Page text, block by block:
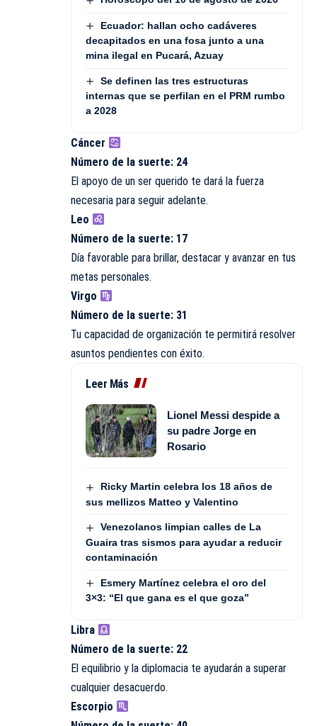
Ecuador: hallan ocho cadáveres
decapitados en una fosa junto a una
mina ilegal en Pucará, Azuay
Se definen las tres estructuras
internas que se perfilan en el PRM rumbo
a 2028
Cáncer
Número de la suerte: 24
El apoyo de un ser querido te dará la fuerza
necesaria para seguir adelante.
Leo
Número de la suerte: 17
Día favorable para brillar, destacar y avanzar en tus
metas personales.
Virgo
Número de la suerte: 31
Tu capacidad de organización te permitirá resolver
asuntos pendientes con éxito.
Leer Más
Lionel Messi despide a
su padre Jorge en
Rosario
Ricky Martin celebra los 18 años de
sus mellizos Matteo y Valentino
Venezolanos limpian calles de La
Guaira tras sismos para ayudar a reducir
contaminación
Esmery Martínez celebra el oro del
3×3: “El que gana es el que goza”
Libra
Número de la suerte: 22
El equilibrio y la diplomacia te ayudarán a superar
cualquier desacuerdo.
Escorpio